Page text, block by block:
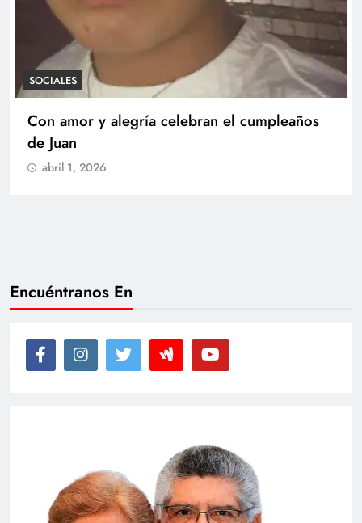
SOCIALES
Con amor y alegría celebran el cumpleaños
de Juan
abril 1, 2026
Encuéntranos En